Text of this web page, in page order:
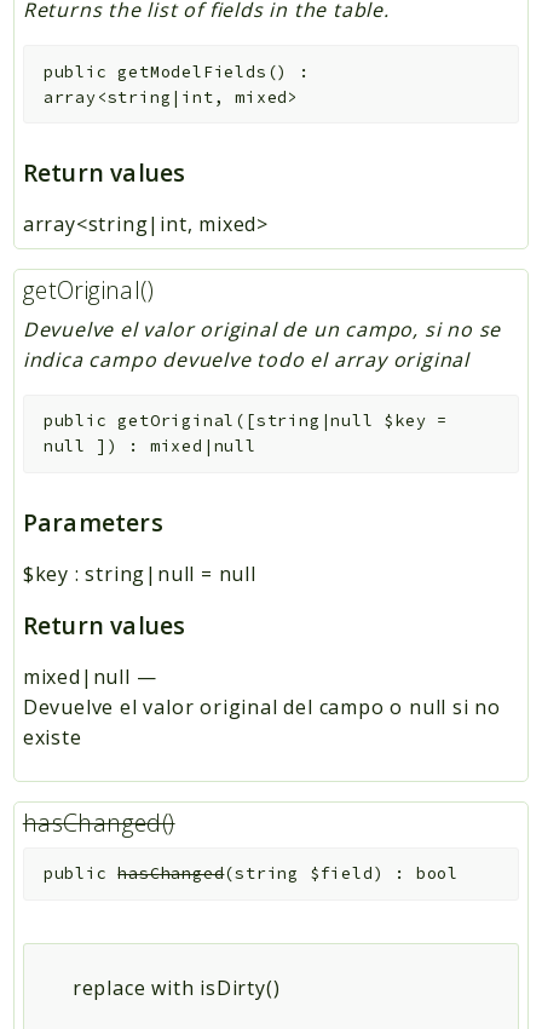
Returns the list of fields in the table.
public getModelFields ()
:
array<string|int, mixed>
Return values
array<string|int, mixed>
getOriginal()
Devuelve el valor original de un campo, si no se
indica campo devuelve todo el array original
public getOriginal ( [string|null $key =
null
] ) : mixed|null
Parameters
$key :string|null = null
Return values
mixed|null —
Devuelve el valor original del campo o null si no
existe
hasChanged()
public hasChanged(string $field) : bool
replace with isDirty()